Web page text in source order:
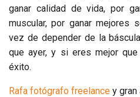
ganar calidad de vida, por
muscular, por ganar mejores
vez de depender de la
que ayer, y si eres mejor
éxito.
Rafa fotógrafo freelance y gran